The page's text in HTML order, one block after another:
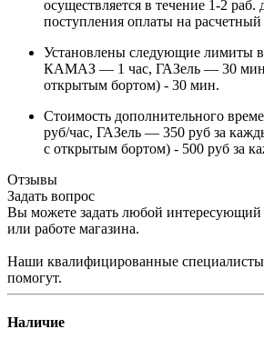
осуществляется в течение 1-2 раб.
поступления оплаты на
Установлены следующие лимиты
КАМАЗ — 1 час, ГАЗель — 30 мин,
открытым бортом) - 30 мин.
Стоимость дополнительного
руб/час, ГАЗель — 350 руб за
с открытым бортом) - 500 руб за
Отзывы
Задать вопрос
Вы можете задать любой интересующий
или работе магазина.
Наши квалифицированные специалисты
помогут.
Наличие